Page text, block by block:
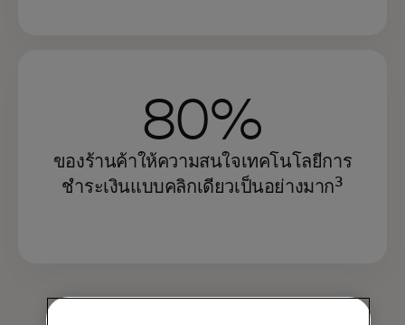
80%
ของร้านค้าให้ความสนใจเทคโนโลยีการ
ชำระเงินแบบคลิกเดียวเป็นอย่างมาก3